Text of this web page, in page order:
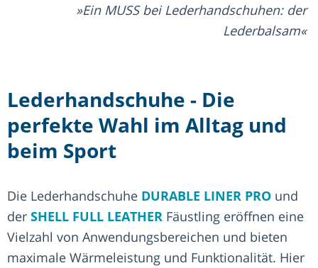
Ein MUSS bei Lederhandschuhen: der
Lederbalsam
Lederhandschuhe - Die
perfekte Wahl im Alltag und
beim Sport
Die Lederhandschuhe DURABLE LINER PRO und
der SHELL FULL LEATHER Fäustling eröffnen eine
Vielzahl von Anwendungsbereichen und bieten
maximale Wärmeleistung und Funktionalität. Hier